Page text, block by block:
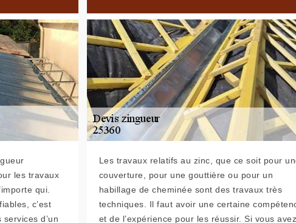
les travaux
qui.
c’est
d’un
Les travaux relatifs au zinc, que ce soit pour
couverture, pour une gouttière ou pour un
habillage de cheminée sont des travaux très
techniques. Il faut avoir une certaine
et de l’expérience pour les réussir. Si vous avez